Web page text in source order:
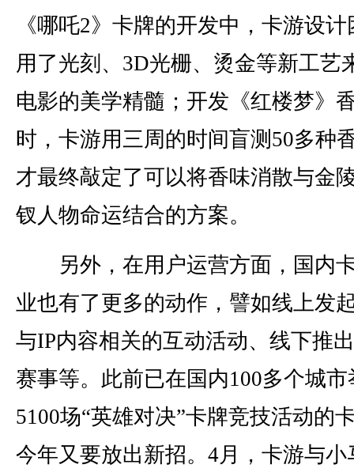
《哪吒2》卡牌的开发中，卡游设
用了光刻、3D光栅、烫金等新工艺
电影的美学精髓；开发《红楼梦》
时，卡游用三周的时间盲测50多种
才最终敲定了可以将香味消散与金
钗人物命运结合的方案。
另外，在用户运营方面，国内
业也有了更多的动作，譬如线上发
与IP内容相关的互动活动、线下推
赛事等。此前已在国内100多个城市
5100场“英雄对决”卡牌竞技活动的
今年又要放出新招。4月，卡游与小